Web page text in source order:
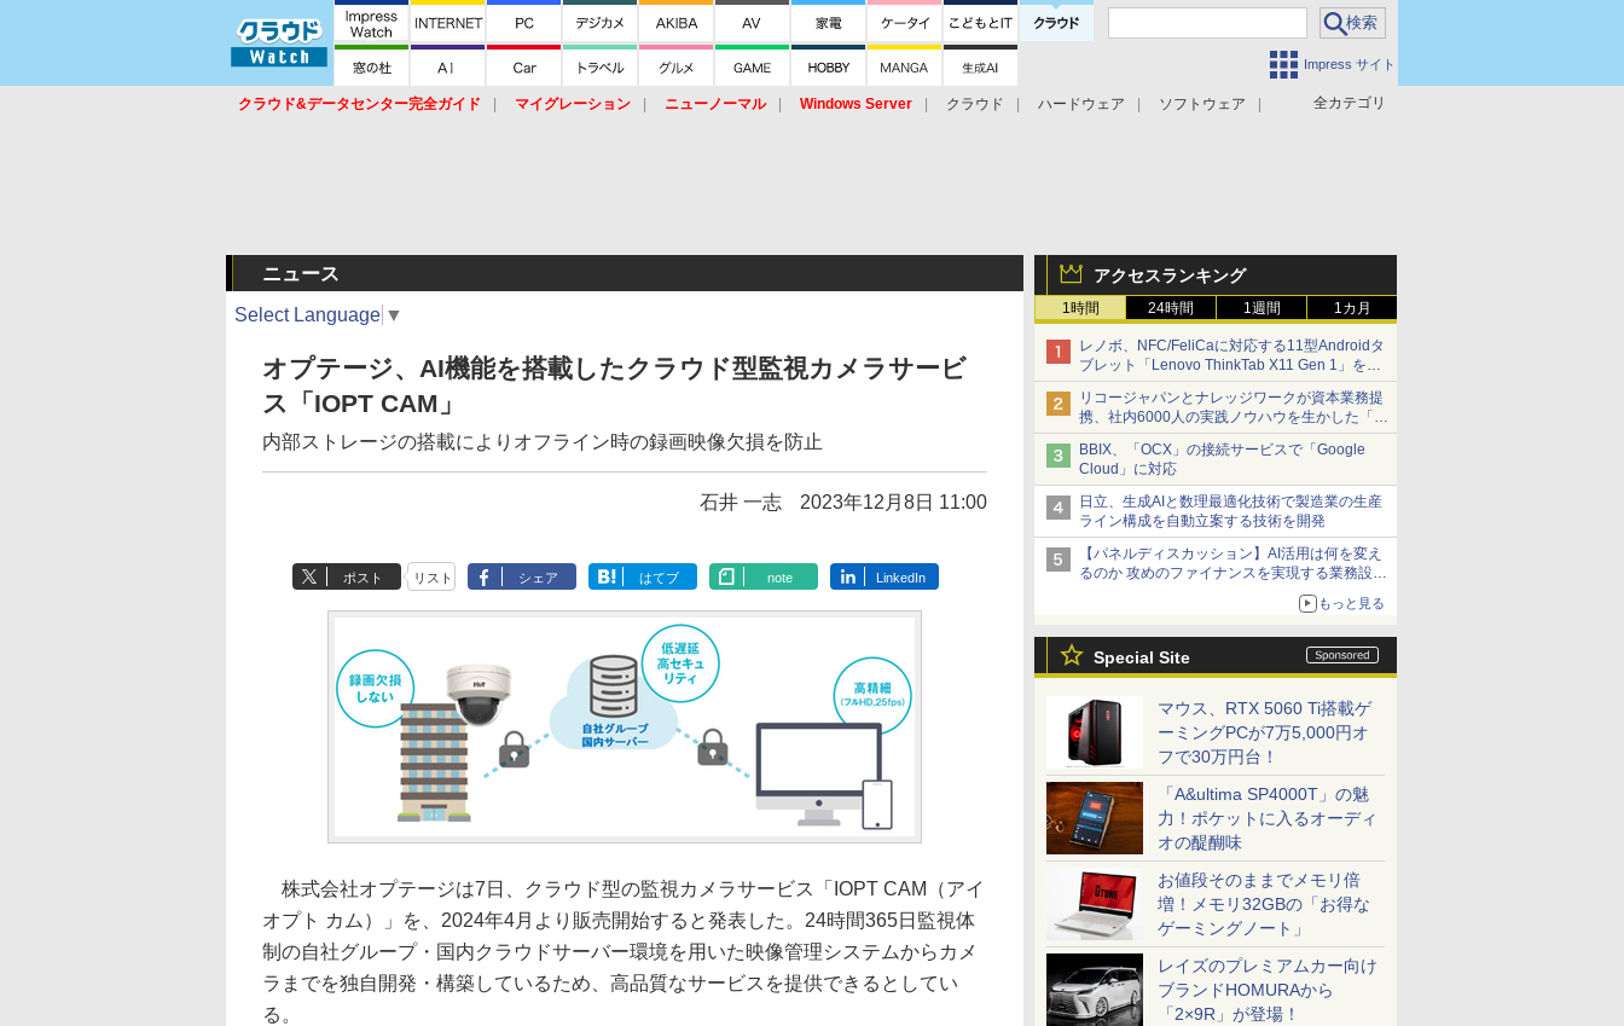
Impress サイト
全カテゴリ
クラウド&データセンター完全ガイド マイグレーション ニューノーマル Windows Server クラウド ハードウェア
ソフトウェア
アクセスランキング
1時間 24時間 1週間 1カ月
レノボ、NFC/FeliCaに対応する11型Androidタ
ブレット「Lenovo ThinkTab X11 Gen 1」を発
売
リコージャパンとナレッジワークが資本業務提
携、社内6000人の実践ノウハウを生かした「AI
商談記録 for RICOH」を展開へ
BBIX、「OCX」の接続サービスで「Google
Cloud」に対応
日立、生成AIと数理最適化技術で製造業の生産
ライン構成を自動立案する技術を開発
【パネルディスカッション】AI活用は何を変え
るのか 攻めのファイナンスを実現する業務設計
もっと見る
Special Site
マウス、RTX 5060 Ti搭載ゲ
ーミングPCが7万5,000円オ
フで30万円台！
「A&ultima SP4000T」の魅
力！ポケットに入るオーディ
オの醍醐味
お値段そのままでメモリ倍
増！メモリ32GBの「お得な
ゲーミングノート」
レイズのプレミアムカー向け
ブランドHOMURAから
「2×9R」が登場！
ニュース
Select Language ▼
オプテージ、AI機能を搭載したクラウド型監視カメラサービ
ス「IOPT CAM」
内部ストレージの搭載によりオフライン時の録画映像欠損を防止
石井 一志 2023年12月8日 11:00
ポスト リスト シェア はてブ note LinkedIn
株式会社オプテージは7日、クラウド型の監視カメラサービス「IOPT CAM（アイ
オプト カム）」を、2024年4月より販売開始すると発表した。24時間365日監視体
制の自社グループ・国内クラウドサーバー環境を用いた映像管理システムからカメ
ラまでを独自開発・構築しているため、高品質なサービスを提供できるとしてい
る。